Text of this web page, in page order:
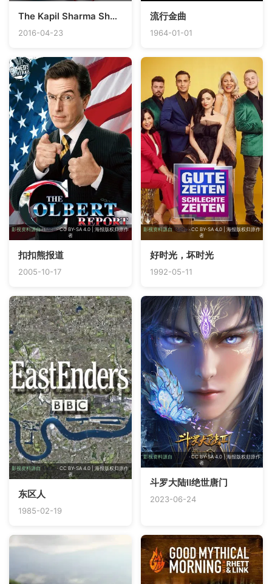
The Kapil Sharma Show
2016-04-23
流行金曲
1964-01-01
影视资料源自TMDB· CC BY-SA 4.0 | 海报版权归原作
者
扣扣熊报道
2005-10-17
影视资料源自 TMDB· CC BY-SA 4.0 | 海报版权归原作
者
好时光，坏时光
1992-05-11
影视资料源自 TMDB · CC BY-SA 4.0 | 海报版权归原作
者
东区人
1985-02-19
影视资料源自 TMDB · CC BY-SA 4.0 | 海报版权归原作
者
斗罗大陆Ⅱ绝世唐门
2023-06-24